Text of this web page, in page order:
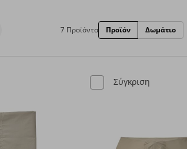
7 Προϊόντα Προϊόν Δωμάτιο
Σύγκριση